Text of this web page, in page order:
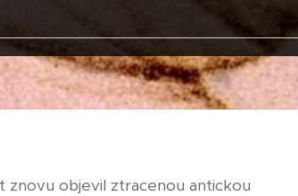
znovu objevil ztracenou antickou